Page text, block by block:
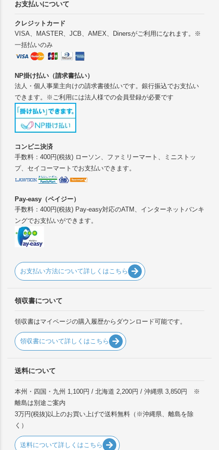
お支払いについて
クレジットカード
VISA、MASTER、JCB、AMEX、Dinersがご利用になれます。※
一括払いのみ
NP掛け払い（請求書払い）
法人・個人事業主向けの請求書後払いです。銀行振込でお支払い
できます。※ご利用には法人様での会員登録が必要です
コンビニ決済
手数料：400円(税抜) ローソン、ファミリーマート、ミニストッ
プ、セイコーマートでお支払いできます。
Pay-easy（ペイジー）
手数料：400円(税抜) Pay-easy対応のATM、インターネットバンキ
ングでお支払いができます。
お支払い方法について詳しくはこちら
領収書について
領収書はマイページの購入履歴からダウンロード可能です。
領収書について詳しくはこちら
送料について
本州・四国・九州 1,100円 / 北海道 2,200円 / 沖縄県 3,850円 ※
離島は別途ご案内
3万円(税抜)以上のお買い上げで送料無料（※沖縄県、離島を除
く）
送料について詳しくはこちら